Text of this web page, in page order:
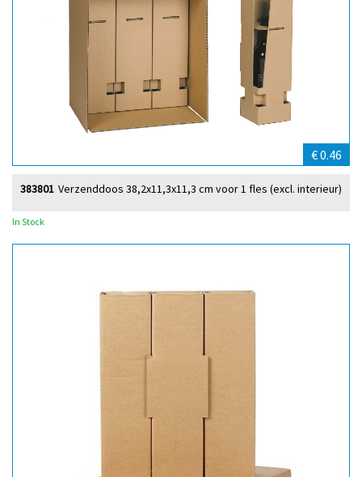
€ 0.46
Verzenddoos 38,2x11,3x11,3 cm voor 1 fles (excl. interieur)
383801
In Stock